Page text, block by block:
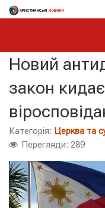
Новий
закон
Категорія: Церква та
Перегляди: 289